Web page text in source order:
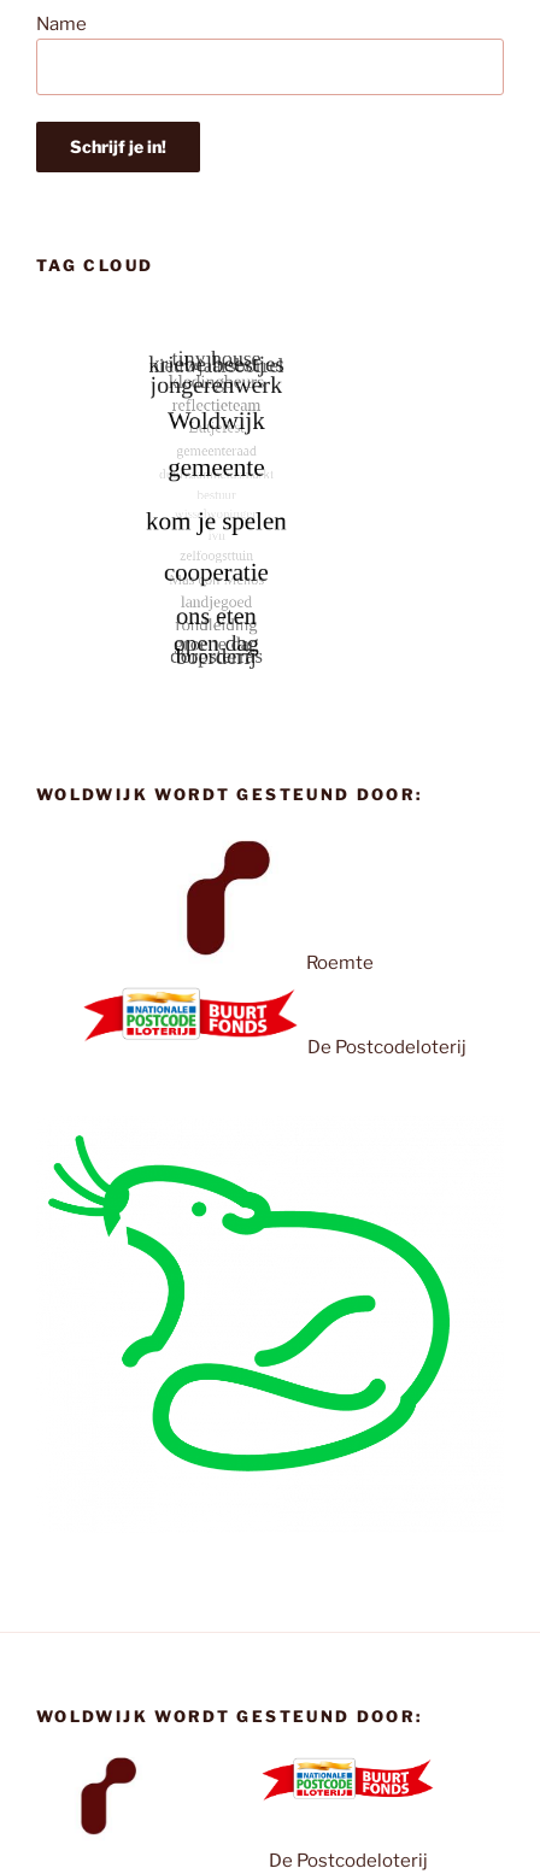
Name
TAG CLOUD
WOLDWIJK WORDT GESTEUND DOOR:
Roemte
De Postcodeloterij
WOLDWIJK WORDT GESTEUND DOOR:
De Postcodeloterij